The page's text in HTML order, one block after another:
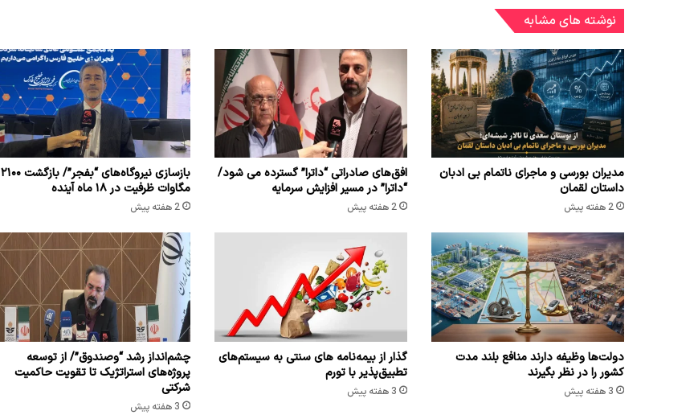
نوشته های مشابه
مدیران بورسی و ماجرای ناتمام بی ادبان
داستان لقمان
2 هفته پیش
افق‌های صادراتی “داترا” گسترده می شود/
“داترا” در مسیر افزایش سرمایه
2 هفته پیش
بازسازی نیروگاه‌های “بفجر”/ بازگشت ۲۱۰۰
مگاوات ظرفیت در ۱۸ ماه آینده
2 هفته پیش
دولت‌ها وظیفه دارند منافع بلند مدت
کشور را در نظر بگیرند
3 هفته پیش
گذار از بیمه‌نامه های سنتی به سیستم‌های
تطبیق‌پذیر با تورم
3 هفته پیش
چشم‌انداز رشد “وصندوق”/ از توسعه
پروژه‌های استراتژیک تا تقویت حاکمیت
شرکتی
3 هفته پیش